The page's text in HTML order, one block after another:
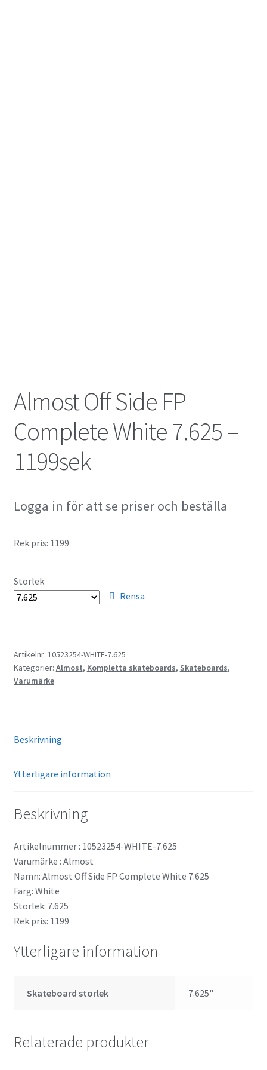
Almost Off Side FP
Complete White 7.625 –
1199sek
Logga in för att se priser och beställa
Rek.pris: 1199
Storlek
Rensa
Artikelnr: 10523254-WHITE-7.625
Kategorier: Almost, Kompletta skateboards, Skateboards,
Varumärke
Beskrivning
Ytterligare information
Beskrivning
Artikelnummer : 10523254-WHITE-7.625
Varumärke : Almost
Namn: Almost Off Side FP Complete White 7.625
Färg: White
Storlek: 7.625
Rek.pris: 1199
Ytterligare information
Skateboard storlek 7.625"
Relaterade produkter